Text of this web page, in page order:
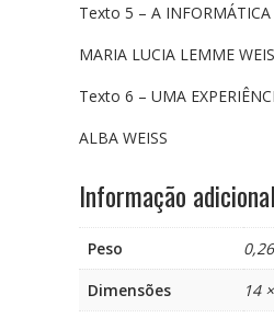
Texto 5 – A INFORMÁTICA
MARIA LUCIA LEMME
Texto 6 – UMA
ALBA WEISS
Informação adicional
Peso
Dimensões
14